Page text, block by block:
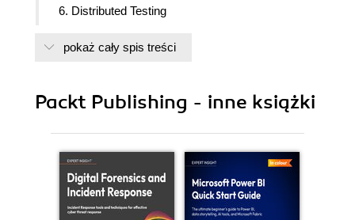
6. Distributed Testing
pokaż cały spis treści
Packt Publishing - inne książki